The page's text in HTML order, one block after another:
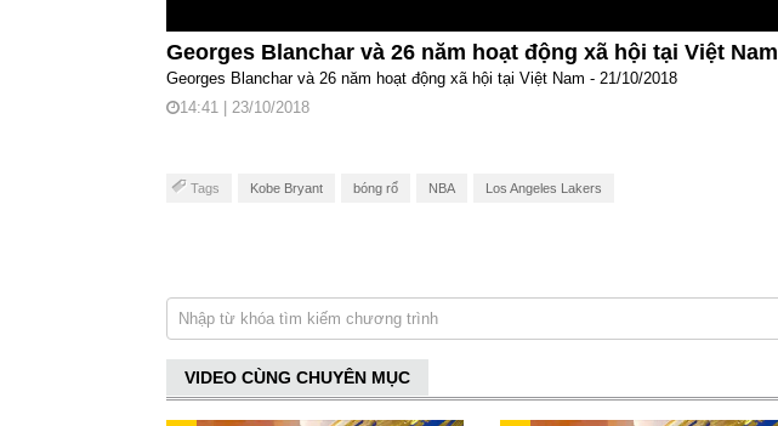
Georges Blanchar và 26 năm hoạt động xã hội tại Việt Nam
Georges Blanchar và 26 năm hoạt động xã hội tại Việt Nam - 21/10/2018
14:41 | 23/10/2018
Tags Kobe Bryant bóng rổ NBA Los Angeles Lakers
VIDEO CÙNG CHUYÊN MỤC